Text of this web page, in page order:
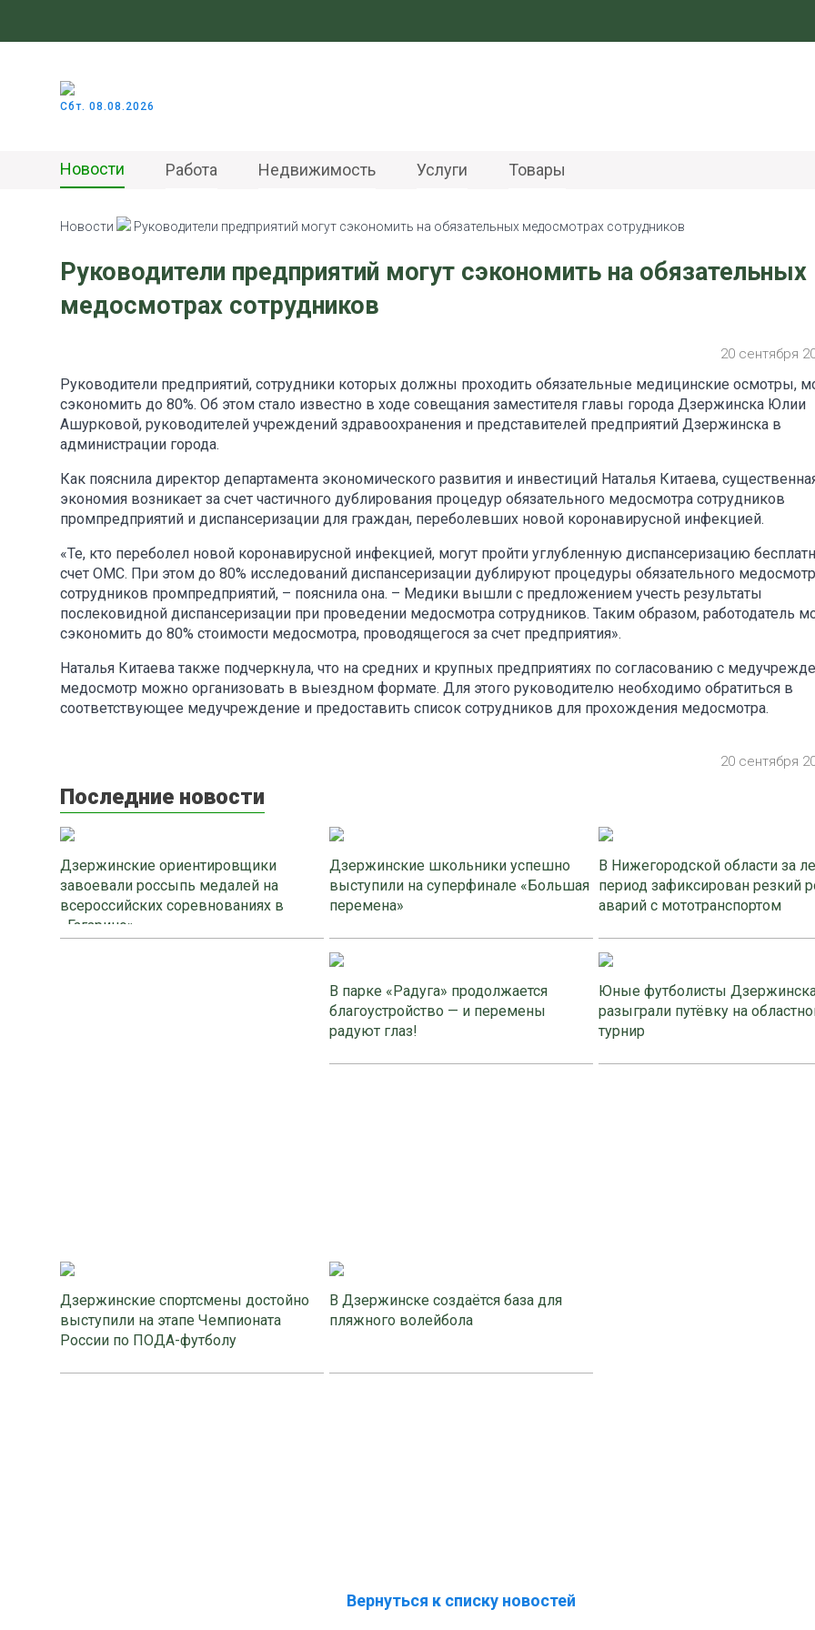
Сбт. 08.08.2026
Новости Работа Недвижимость Услуги Товары
Новости Руководители предприятий могут сэкономить на обязательных медосмотрах сотрудников
Руководители предприятий могут сэкономить на обязательных
медосмотрах сотрудников
20 сентября
Руководители предприятий, сотрудники которых должны проходить обязательные медицинские осмотры,
сэкономить до 80%. Об этом стало известно в ходе совещания заместителя главы города Дзержинска Юлии
Ашурковой, руководителей учреждений здравоохранения и представителей предприятий Дзержинска в
администрации города.
Как пояснила директор департамента экономического развития и инвестиций Наталья Китаева,
экономия возникает за счет частичного дублирования процедур обязательного медосмотра сотрудников
промпредприятий и диспансеризации для граждан, переболевших новой коронавирусной инфекцией.
«Те, кто переболел новой коронавирусной инфекцией, могут пройти углубленную диспансеризацию
счет ОМС. При этом до 80% исследований диспансеризации дублируют процедуры обязательного
сотрудников промпредприятий, – пояснила она. – Медики вышли с предложением учесть результаты
послековидной диспансеризации при проведении медосмотра сотрудников. Таким образом, работодатель
сэкономить до 80% стоимости медосмотра, проводящегося за счет предприятия».
Наталья Китаева также подчеркнула, что на средних и крупных предприятиях по согласованию с
медосмотр можно организовать в выездном формате. Для этого руководителю необходимо обратиться в
соответствующее медучреждение и предоставить список сотрудников для прохождения медосмотра.
20 сентября
Последние новости
Дзержинские ориентировщики
завоевали россыпь медалей на
всероссийских соревнованиях в
«Гагарино»
Дзержинские школьники успешно
выступили на суперфинале «Большая
перемена»
В Нижегородской области за
период зафиксирован резкий
аварий с мототранспортом
В парке «Радуга» продолжается
благоустройство — и перемены
радуют глаз!
Юные футболисты
разыграли путёвку на
турнир
Дзержинские спортсмены достойно
выступили на этапе Чемпионата
России по ПОДА-футболу
В Дзержинске создаётся база для
пляжного волейбола
Вернуться к списку новостей